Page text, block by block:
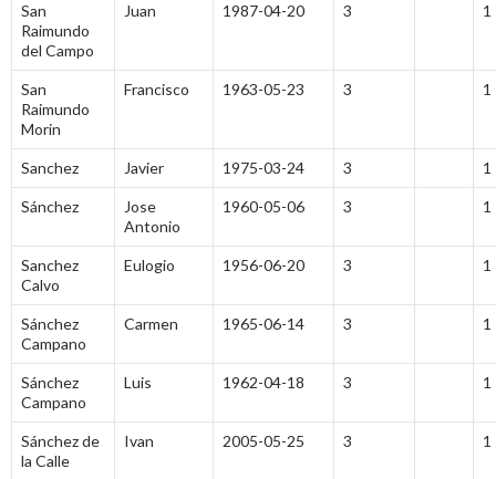
San
Raimundo
del Campo
Juan 1987-04-20 3 1
San
Raimundo
Morin
Francisco 1963-05-23 3 1
Sanchez Javier 1975-03-24 3 1
Sánchez
Jose
Antonio
1960-05-06 3 1
Sanchez
Calvo
Eulogio 1956-06-20 3 1
Sánchez
Campano
Carmen 1965-06-14 3 1
Sánchez
Campano
Luis 1962-04-18 3 1
Sánchez de
la Calle
Ivan 2005-05-25 3 1